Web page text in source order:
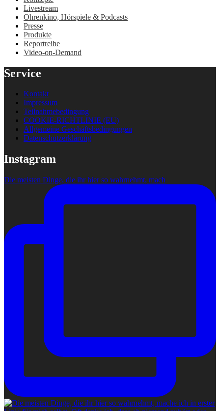
Livestream
Ohrenkino, Hörspiele & Podcasts
Presse
Produkte
Reportreihe
Video-on-Demand
Service
Kontakt
Impressum
Teilnahmebedingung
COOKIE-RICHTLINIE (EU)
Allgemeine Geschäftsbedingungen
Datenschutzerklärung
Instagram
Die meisten Dinge, die ihr hier so wahrnehmt, mach